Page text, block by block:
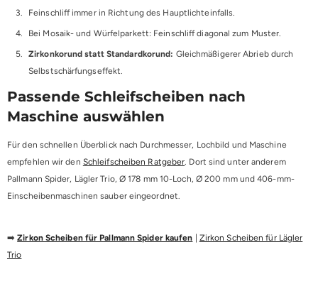
Feinschliff immer in Richtung des Hauptlichteinfalls.
Bei Mosaik- und Würfelparkett: Feinschliff diagonal zum Muster.
Zirkonkorund statt Standardkorund: Gleichmäßigerer Abrieb durch
Selbstschärfungseffekt.
Passende Schleifscheiben nach
Maschine auswählen
Für den schnellen Überblick nach Durchmesser, Lochbild und Maschine
empfehlen wir den Schleifscheiben Ratgeber . Dort sind unter anderem
Pallmann Spider, Lägler Trio, Ø 178 mm 10-Loch, Ø 200 mm und 406-mm-
Einscheibenmaschinen sauber eingeordnet.
➡️Zirkon Scheiben für Pallmann Spider kaufen | Zirkon Scheiben für Lägler
Trio